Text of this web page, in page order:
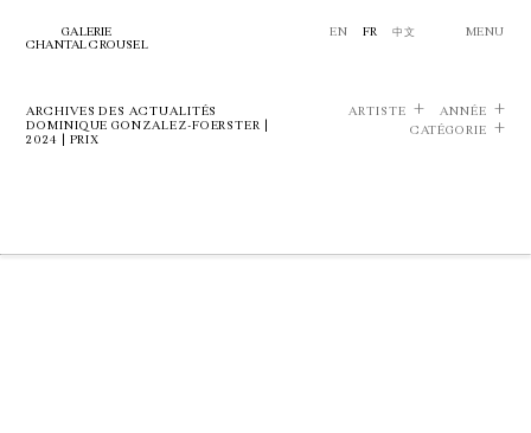
GALERIE
CHANTAL CROUSEL
EN FR 中文 MENU
ARCHIVES DES ACTUALITÉS
DOMINIQUE GONZALEZ-FOERSTER |
2024 | PRIX
ARTISTE
ANNÉE
CATÉGORIE